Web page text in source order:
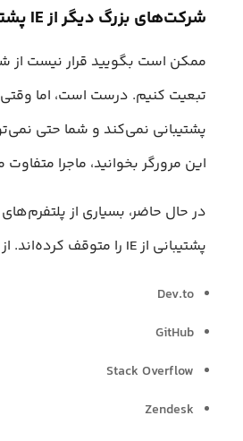
شرکت‌های بزرگ دیگر از IE پشتیبانی نمی‌کنند
ممکن است بگویید قرار نیست از
پشتیبانی نمی‌کند و شما حتی
این مرورگر بخوانید، ماجرا
در حال حاضر، بسیاری از
پشتیبانی از IE را متوقف کرده‌اند. از جمله:
Dev.to
GitHub
Stack Overflow
Zendesk